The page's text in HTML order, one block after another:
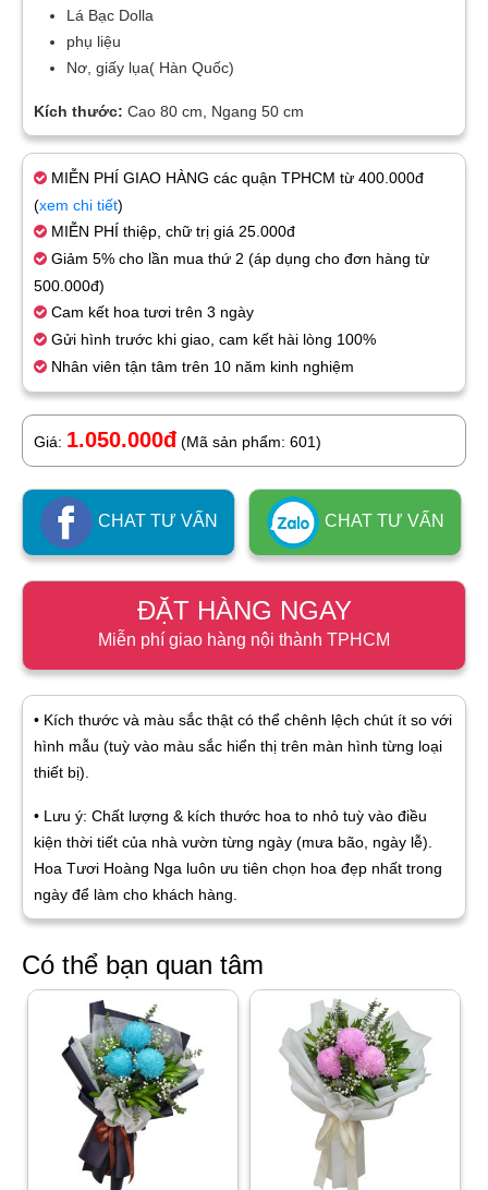
Lá Bạc Dolla
phụ liệu
Nơ, giấy lụa( Hàn Quốc)
Kích thước: Cao 80 cm, Ngang 50 cm
MIỄN PHÍ GIAO HÀNG các quận TPHCM từ 400.000đ
(xem chi tiết)
MIỄN PHÍ thiệp, chữ trị giá 25.000đ
Giảm 5% cho lần mua thứ 2 (áp dụng cho đơn hàng từ
500.000đ)
Cam kết hoa tươi trên 3 ngày
Gửi hình trước khi giao, cam kết hài lòng 100%
Nhân viên tận tâm trên 10 năm kinh nghiệm
Giá: 1.050.000đ (Mã sản phẩm: 601)
CHAT TƯ VẤN CHAT TƯ VẤN
ĐẶT HÀNG NGAY
Miễn phí giao hàng nội thành TPHCM
• Kích thước và màu sắc thật có thể chênh lệch chút ít so với
hình mẫu (tuỳ vào màu sắc hiển thị trên màn hình từng loại
thiết bị).
• Lưu ý: Chất lượng & kích thước hoa to nhỏ tuỳ vào điều
kiện thời tiết của nhà vườn từng ngày (mưa bão, ngày lễ).
Hoa Tươi Hoàng Nga luôn ưu tiên chọn hoa đẹp nhất trong
ngày để làm cho khách hàng.
Có thể bạn quan tâm